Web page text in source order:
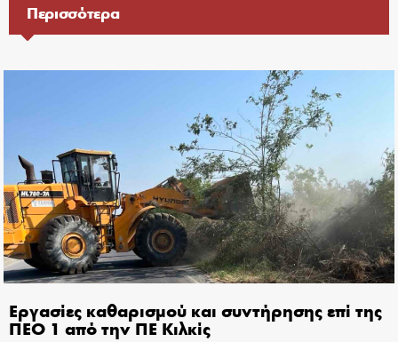
Περισσότερα
Εργασίες καθαρισμού και συντήρησης επί της
ΠΕΟ 1 από την ΠΕ Κιλκίς